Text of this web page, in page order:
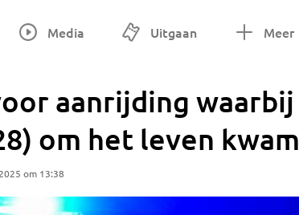
Media Uitgaan Meer
aanrijding waarbij
om het leven kwam
om 13:38